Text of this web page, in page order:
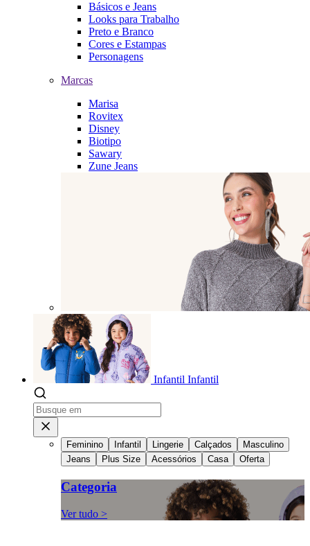
Básicos e Jeans
Looks para Trabalho
Preto e Branco
Cores e Estampas
Personagens
Marcas
Marisa
Rovitex
Disney
Biotipo
Sawary
Zune Jeans
Infantil Infantil
Feminino Infantil Lingerie Calçados
Masculino
Jeans
Plus Size Acessórios Casa Oferta
Categoria
Ver tudo >